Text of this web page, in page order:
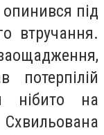
опинився під
втручання.
потерпілій
нібито на